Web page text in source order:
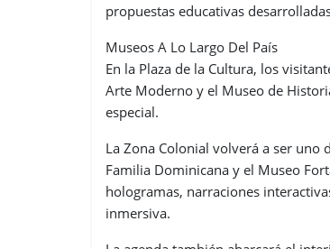
propuestas educativas
Museos A Lo Largo Del País
En la Plaza de la Cultura, los
Arte Moderno y el Museo de
especial.
La Zona Colonial volverá a ser uno
Familia Dominicana y el Museo
hologramas, narraciones
inmersiva.